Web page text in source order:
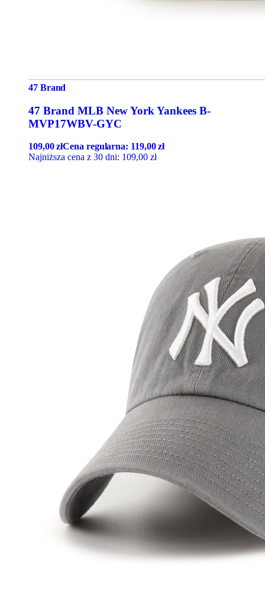
47 Brand
47 Brand MLB New York Yankees B-
MVP17WBV-GYC
109,00złCena regularna: 119,00zł
Najniższa cena z 30 dni: 109,00 zł